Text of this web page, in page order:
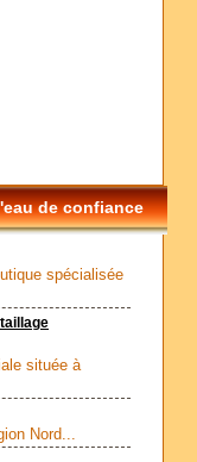
de confiance
spécialisée
située à
Nord...